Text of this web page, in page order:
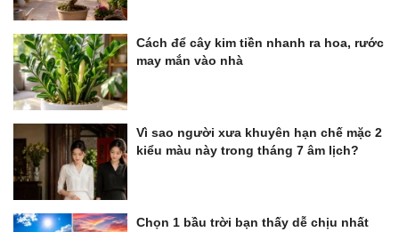
Cách để cây kim tiền nhanh ra hoa, rước
may mắn vào nhà
Vì sao người xưa khuyên hạn chế mặc 2
kiểu màu này trong tháng 7 âm lịch?
Chọn 1 bầu trời bạn thấy dễ chịu nhất